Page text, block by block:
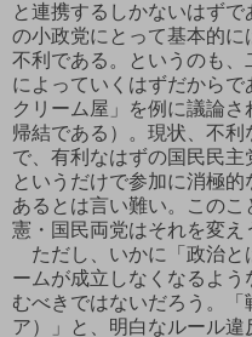
と連携するしかないはず
の小政党にとって基本的
不利である。というのも
によっていくはずだから
クリーム屋」を例に議論
帰結である）。現状、不
で、有利なはずの国民民主
というだけで参加に消極
あるとは言い難い。この
憲・国民両党はそれを変え
ただし、いかに「政治と
ームが成立しなくなるよ
むべきではないだろう。
ア）」と、明白なルール